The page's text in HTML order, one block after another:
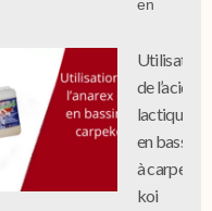
en
Utilisation
de l’acide
lactique
en bassin
à carpe
koi